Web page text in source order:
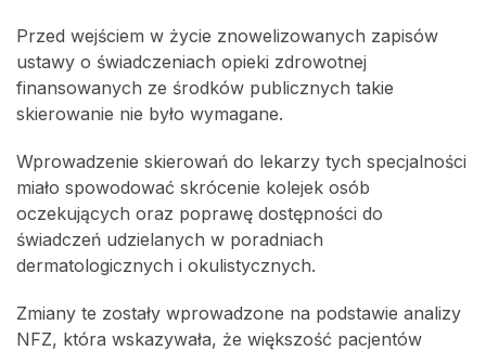
Przed wejściem w życie znowelizowanych zapisów
ustawy o świadczeniach opieki zdrowotnej
finansowanych ze środków publicznych takie
skierowanie nie było wymagane.
Wprowadzenie skierowań do lekarzy tych specjalności
miało spowodować skrócenie kolejek osób
oczekujących oraz poprawę dostępności do
świadczeń udzielanych w poradniach
dermatologicznych i okulistycznych.
Zmiany te zostały wprowadzone na podstawie analizy
NFZ, która wskazywała, że większość pacjentów